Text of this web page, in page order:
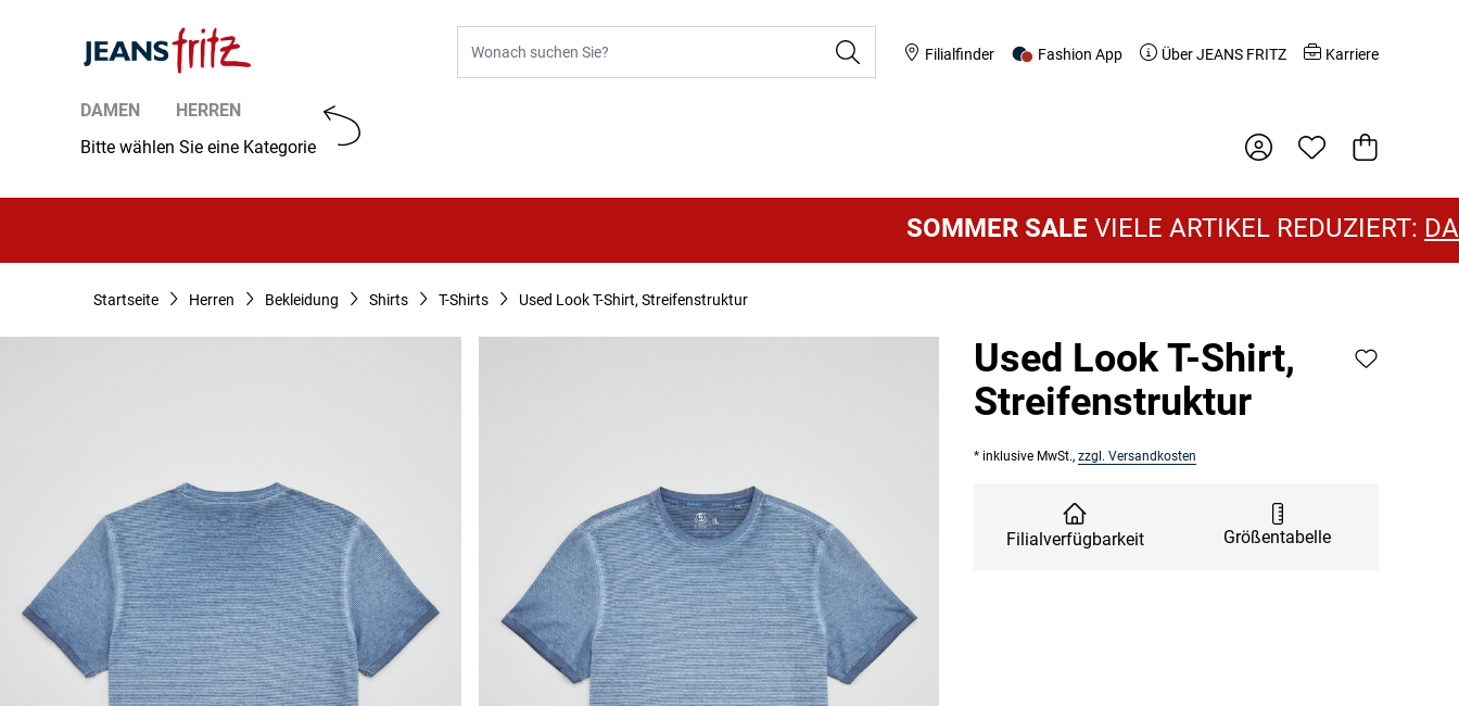
Filialfinder Fashion App Über JEANS FRITZ Karriere
DAMEN
HERREN
Bitte wählen Sie eine Kategorie
Warenkorb
SOMMER SALEVIELE ARTIKEL REDUZIERT:
Startseite Herren Bekleidung Shirts T-Shirts Used Look T-Shirt, Streifenstruktur
Used Look T-Shirt,
Streifenstruktur
* inklusive MwSt., zzgl. Versandkosten
Filialverfügbarkeit Größentabelle